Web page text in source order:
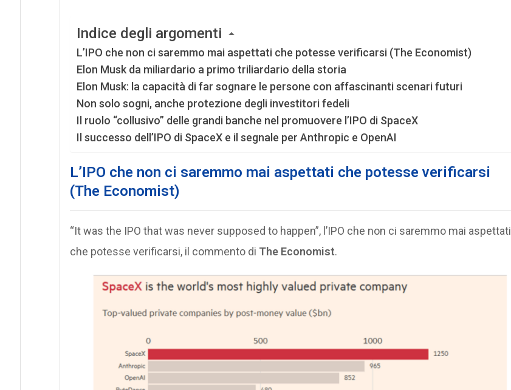
Indice degli argomenti
L’IPO che non ci saremmo mai aspettati che potesse verificarsi (The Economist)
Elon Musk da miliardario a primo triliardario della storia
Elon Musk: la capacità di far sognare le persone con affascinanti scenari futuri
Non solo sogni, anche protezione degli investitori fedeli
Il ruolo “collusivo” delle grandi banche nel promuovere l’IPO di SpaceX
Il successo dell’IPO di SpaceX e il segnale per Anthropic e OpenAI
L’IPO che non ci saremmo mai aspettati che potesse verificarsi
(The Economist)
“It was the IPO that was never supposed to happen”, l’IPO che non ci saremmo mai aspettati
che potesse verificarsi, il commento di The Economist.